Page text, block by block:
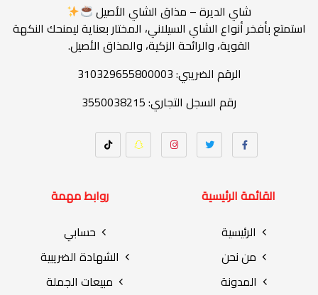
شاي الديرة – مذاق الشاي الأصيل
استمتع بأفخر أنواع الشاي السيلاني، المختار بعناية ليمنحك النكهة
القوية، والرائحة الزكية، والمذاق الأصيل.
الرقم الضريبي: 310329655800003
رقم السجل التجاري: 3550038215
القائمة الرئيسية
الرئيسية
من نحن
المدونة
روابط مهمة
حسابي
الشهادة الضريبية
مبيعات الجملة